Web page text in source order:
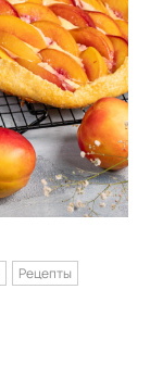
Рецепты